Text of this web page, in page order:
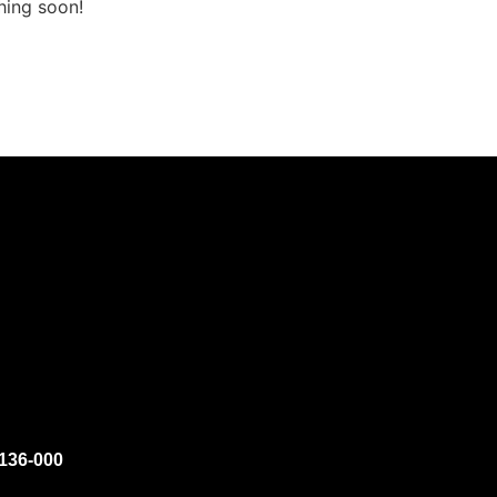
soon!
000